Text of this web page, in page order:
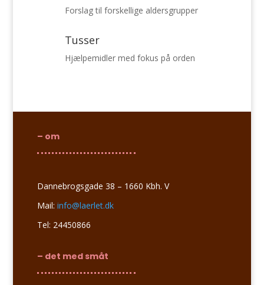
Forslag til forskellige aldersgrupper
Tusser
Hjælpemidler med fokus på orden
– om
Dannebrogsgade 38 – 1660 Kbh. V
Mail: info@laerlet.dk
Tel: 24450866
– det med småt